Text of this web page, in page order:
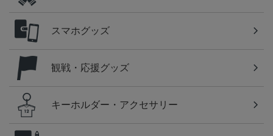
スマホグッズ
観戦・応援グッズ
キーホルダー・アクセサリー